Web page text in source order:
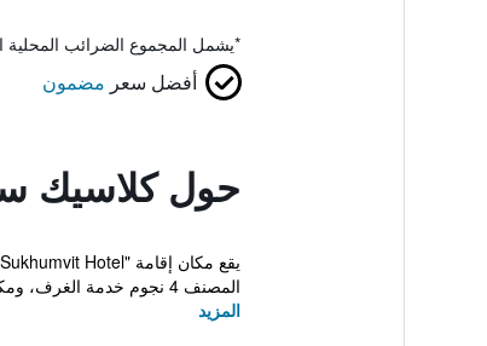
*يشمل المجموع الضرائب المحلية
أفضل سعر مضمون
حول كلاسيك
المصنف 4 نجوم خدمة الغرف، ومكتب استقبال يعم...
المزيد